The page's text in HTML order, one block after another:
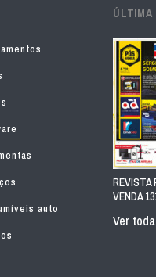
auto
ÚLTIMA
REVISTA
VENDA
Ver